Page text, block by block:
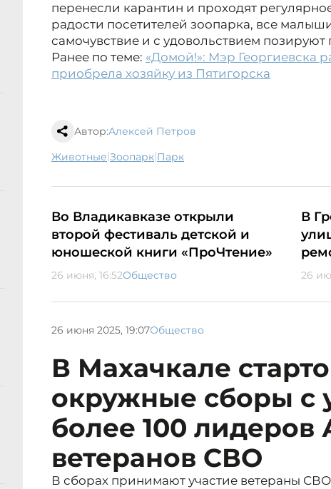
перенесли карантин и проходят
радости посетителей зоопарка, все
самочувствие и с удовольствием
Ранее по теме: «Домой!»: Мэр Георгиевска
приобрела хозяйку из Пятигорска
Автор:Алексей Петров
животные| зоопарк| парк
Во Владикавказе открыли
второй фестиваль детской и
юношеской книги «ПроЧтение»
26 июня, 16:52Общество
В
26
26 июня 2025, 19:07Общество
В Махачкале
окружные сборы с
более 100 лидеров
ветеранов СВО
В сборах принимают участие ветераны